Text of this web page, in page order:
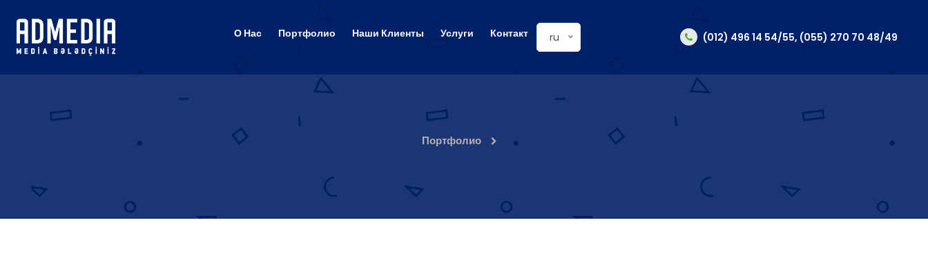
О Нас Портфолио Наши Клиенты Услуги Контакт ru (012) 496 14 54/55, (055) 270 70 48/49
Портфолио